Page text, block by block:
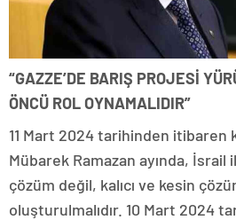
“GAZZE’DE BARIŞ PROJESİ
ÖNCÜ ROL OYNAMALIDIR”
11 Mart 2024 tarihinden itibaren
Mübarek Ramazan ayında, İsrail
çözüm değil, kalıcı ve kesin
oluşturulmalıdır. 10 Mart 2024